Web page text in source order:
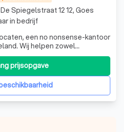
een no nonsense-kantoor
Wij helpen zowel
op tal van juridische terreinen.
de best mogelijke
Neem gerust met ons
wat wij voor
prijsopgave
Spiegelstraat 12 12, Goes
in bedrijf